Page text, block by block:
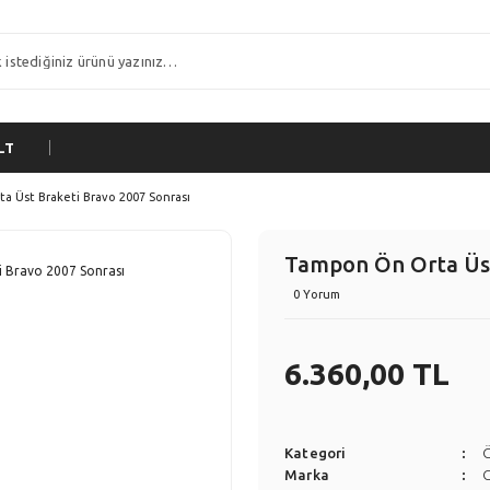
Üst Braketi Bravo 2007 Sonrası
Tampon Ön Orta
0 Yorum
6.360,00 TL
Kategori
Marka